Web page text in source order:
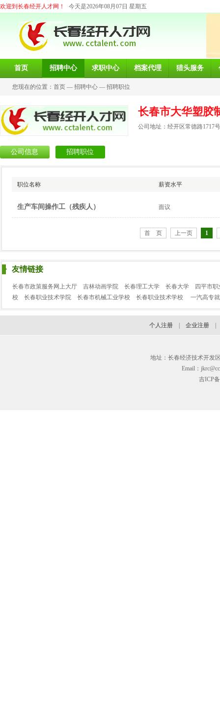
欢迎到长春经开人才网！ 今天是2026年08月07日 星期五
首页 招聘中心 求职中心 档案代理 猎头服务
您现在的位置： 首页 — 招聘中心 — 招聘职位
长春市大华塑胶
公司地址：经开区常德路1717号
公司信息 招聘职位
职位名称 薪资水平
生产车间操作工（残疾人） 面议
首 页 上一页 1
友情链接
长春市政策服务网上大厅 吉林动画学院 长春理工大学 长春大学
四平市
校
长春职业技术学院 长春市机械工业学校 长春职业技术学校 一汽高专
个人注册 企业注册
地址：长春经济技术开发
Email：
吉ICP